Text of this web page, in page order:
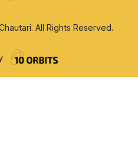
All Rights Reserved.